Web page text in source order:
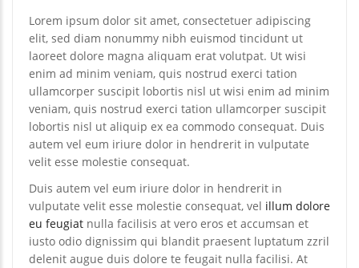
Lorem ipsum dolor sit amet, consectetuer adipiscing
elit, sed diam nonummy nibh euismod tincidunt ut
laoreet dolore magna aliquam erat volutpat. Ut wisi
enim ad minim veniam, quis nostrud exerci tation
ullamcorper suscipit lobortis nisl ut wisi enim ad minim
veniam, quis nostrud exerci tation ullamcorper suscipit
lobortis nisl ut aliquip ex ea commodo consequat. Duis
autem vel eum iriure dolor in hendrerit in vulputate
velit esse molestie consequat.
Duis autem vel eum iriure dolor in hendrerit in
vulputate velit esse molestie consequat, vel illum dolore
eu feugiat nulla facilisis at vero eros et accumsan et
iusto odio dignissim qui blandit praesent luptatum zzril
delenit augue duis dolore te feugait nulla facilisi. At